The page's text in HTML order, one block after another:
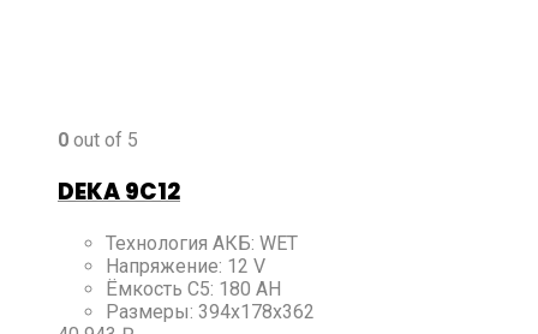
0 out of 5
DEKA 9C12
Технология АКБ: WET
Напряжение: 12 V
Ёмкость C5: 180 AH
Размеры: 394x178x362